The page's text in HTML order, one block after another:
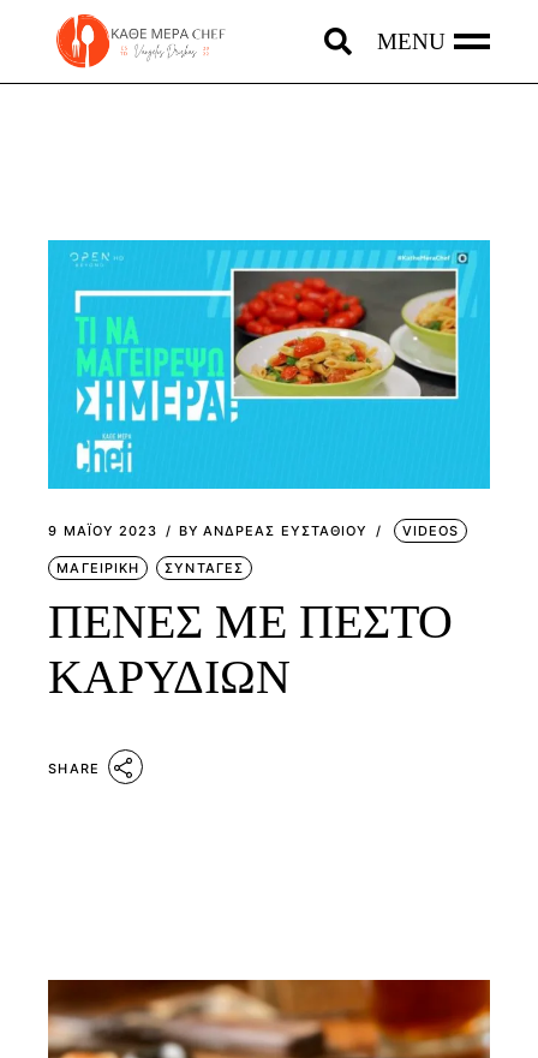
9 ΜΑΪ́ΟΥ 2023 BY ΑΝΔΡΕΑΣ ΕΥΣΤΑΘΙΟΥ VIDEOS
ΜΑΓΕΙΡΙΚΗ ΣΥΝΤΑΓΕΣ
ΠΕΝΕΣ ΜΕ ΠΕΣΤΟ
ΚΑΡΥΔΙΩΝ
SHARE